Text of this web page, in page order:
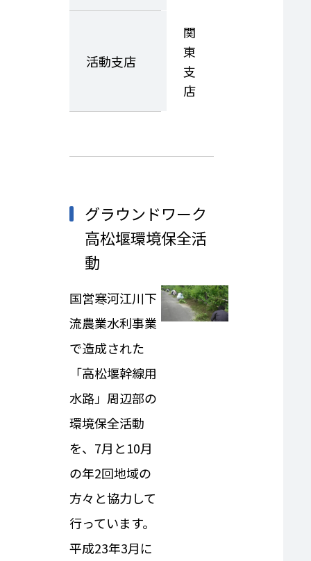
活動支店
関
東
支
店
グラウンドワーク
高松堰環境保全活
動
国営寒河江川下
流農業水利事業
で造成された
「高松堰幹線用
水路」周辺部の
環境保全活動
を、7月と10月
の年2回地域の
方々と協力して
行っています。
平成23年3月に